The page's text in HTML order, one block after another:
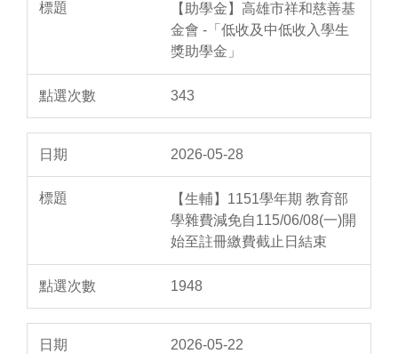
【助學金】高雄市祥和慈善基
金會 -「低收及中低收入學生
獎助學金」
343
2026-05-28
【生輔】1151學年期 教育部
學雜費減免自115/06/08(一)開
始至註冊繳費截止日結束
1948
2026-05-22